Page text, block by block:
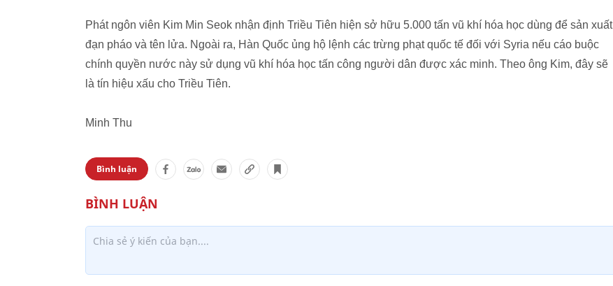
Phát ngôn viên Kim Min Seok nhận định Triều Tiên hiện sở hữu 5.000 tấn vũ khí hóa học dùng để sản xuất
đạn pháo và tên lửa. Ngoài ra, Hàn Quốc ủng hộ lệnh các trừng phạt quốc tế đối với Syria nếu cáo buộc
chính quyền nước này sử dụng vũ khí hóa học tấn công người dân được xác minh. Theo ông Kim, đây sẽ
là tín hiệu xấu cho Triều Tiên.
Minh Thu
Bình luận